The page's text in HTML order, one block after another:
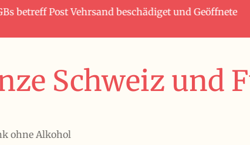
betreff Post Vehrsand beschädiget und Geöffnete
ohne Alkohol